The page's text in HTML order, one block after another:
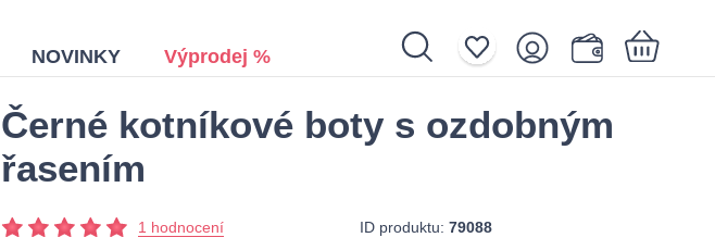
NOVINKY Výprodej %
Nákupní košík je prázdný.
Černé kotníkové boty s ozdobným
řasením
1 hodnocení ID produktu: 79088